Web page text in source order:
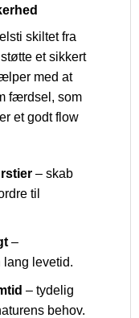
skiltet fra
et sikkert
med at
færdsel, som
et godt flow
– skab
til
–
lang levetid.
– tydelig
behov.